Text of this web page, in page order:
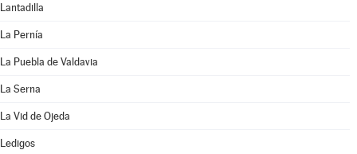
Lantadilla
La Pernía
La Puebla de Valdavia
La Serna
La Vid de Ojeda
Ledigos